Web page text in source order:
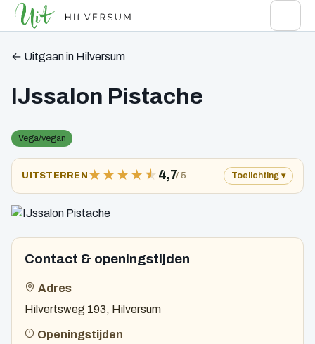
← Uitgaan in Hilversum
IJssalon Pistache
Vega/vegan
UITSTERREN ★ ★ ★ ★ ★ 4,7/ 5 Toelichting
Contact & openingstijden
Adres
Hilvertsweg 193, Hilversum
Openingstijden